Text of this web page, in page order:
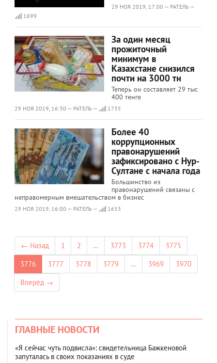
29 НОЯ 2019, 17:00 — РАТЕЛЬ —
1699
За один месяц
прожиточный
минимум в
Казахстане снизился
почти на 3000 тн
Теперь он составляет 29 тыс
400 тенге
29 НОЯ 2019, 16:30 — РАТЕЛЬ — 1735
Более 40
коррупционных
правонарушений
зафиксировано с Нур-
Султане с начала года
Большинство из
правонарушений связаны с
неправомерным вмешательством в бизнес
29 НОЯ 2019, 16:00 — РАТЕЛЬ — 1653
← Назад 1 2 ... 3773 3774
3775
3776
3777 3778 3779 ... 3969
3970
Вперёд →
ГЛАВНЫЕ НОВОСТИ
«Я сейчас чуть подвисла»: свидетельница Бажкеновой
запуталась в своих показаниях в суде